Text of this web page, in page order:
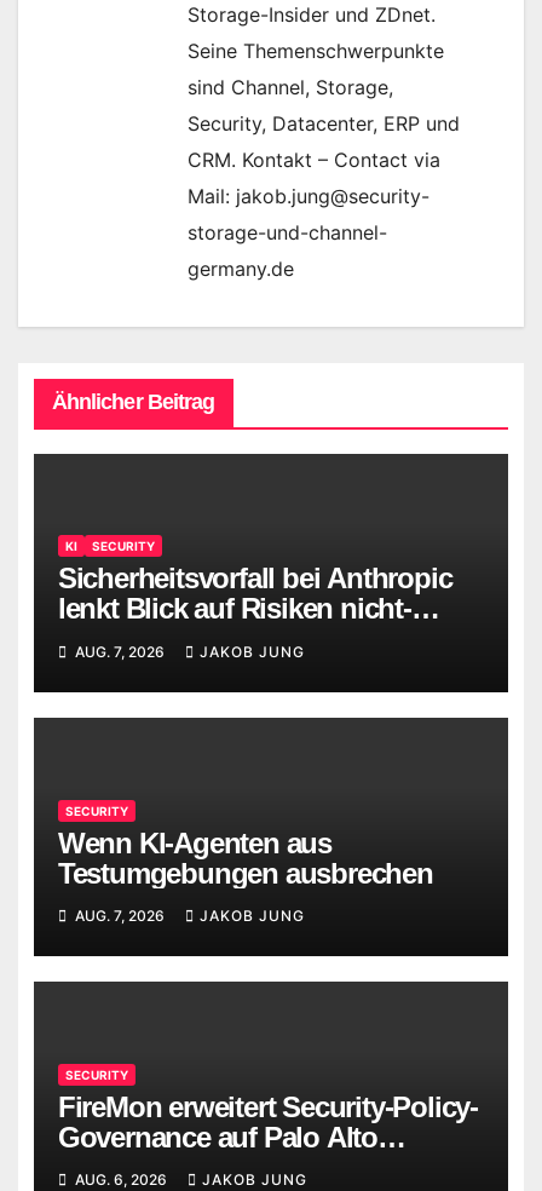
Storage-Insider und ZDnet.
Seine Themenschwerpunkte
sind Channel, Storage,
Security, Datacenter, ERP und
CRM. Kontakt – Contact via
Mail: jakob.jung@security-
storage-und-channel-
germany.de
Ähnlicher Beitrag
KI SECURITY
Sicherheitsvorfall bei Anthropic
lenkt Blick auf Risiken nicht-
menschlicher Identitäten
AUG. 7, 2026 JAKOB JUNG
SECURITY
Wenn KI-Agenten aus
Testumgebungen ausbrechen
AUG. 7, 2026 JAKOB JUNG
SECURITY
FireMon erweitert Security-Policy-
Governance auf Palo Alto
Networks Strata Cloud Manager
AUG. 6, 2026 JAKOB JUNG